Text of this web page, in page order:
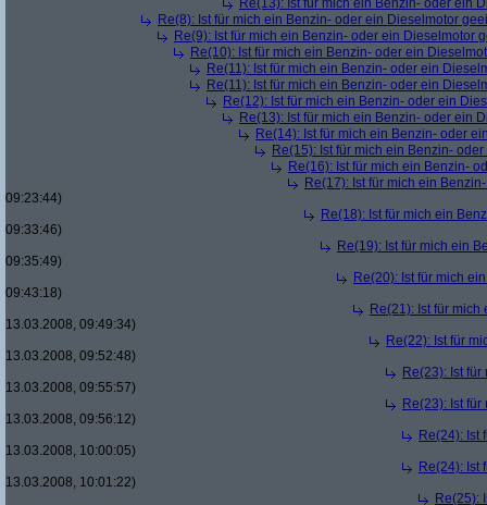
Re(13): Ist für mich ein Benzin- oder ein
Re(8): Ist für mich ein Benzin- oder ein Dieselmotor
Re(9): Ist für mich ein Benzin- oder ein Dieselmotor
Re(10): Ist für mich ein Benzin- oder ein
Re(11): Ist für mich ein Benzin- oder ein
Re(11): Ist für mich ein Benzin- oder ein
Re(12): Ist für mich ein Benzin- oder ein
Re(13): Ist für mich ein Benzin- oder ein
Re(14): Ist für mich ein Benzin- oder
Re(15): Ist für mich ein Benzin-
Re(16): Ist für mich ein Benzin-
Re(17): Ist für mich ein
09:23:44)
Re(18): Ist für mich ein
09:33:46)
Re(19): Ist für mich ein
09:35:49)
Re(20): Ist für mich
09:43:18)
Re(21): Ist für
13.03.2008, 09:49:34)
Re(22): Ist für
13.03.2008, 09:52:48)
Re(23): Ist
13.03.2008, 09:55:57)
Re(23): Ist
13.03.2008, 09:56:12)
Re(24): Ist
13.03.2008, 10:00:05)
Re(24): Ist
13.03.2008, 10:01:22)
Re(25):